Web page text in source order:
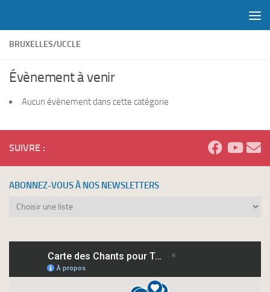
BRUXELLES/UCCLE
Évènement à venir
Aucun évènement dans cette catégorie
SUIVRE :
ABONNEZ-VOUS À NOS NEWSLETTERS
Abonnez-
newsletters